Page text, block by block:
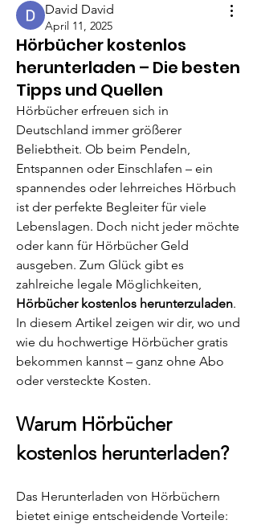
David David
April 11, 2025
Hörbücher kostenlos
herunterladen – Die besten
Tipps und Quellen
Hörbücher erfreuen sich in
Deutschland immer größerer
Beliebtheit. Ob beim Pendeln,
Entspannen oder Einschlafen – ein
spannendes oder lehrreiches Hörbuch
ist der perfekte Begleiter für viele
Lebenslagen. Doch nicht jeder möchte
oder kann für Hörbücher Geld
ausgeben. Zum Glück gibt es
Hörbücher kostenlos herunterzuladen.
In diesem Artikel zeigen wir dir, wo und
wie du hochwertige Hörbücher gratis
bekommen kannst – ganz ohne Abo
oder versteckte Kosten.
Warum Hörbücher
kostenlos herunterladen?
Das Herunterladen von Hörbüchern
bietet einige entscheidende Vorteile: